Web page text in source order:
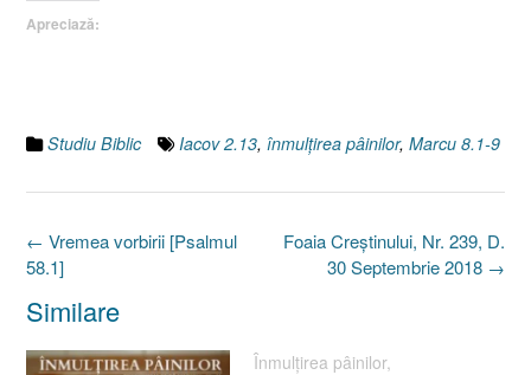
Apreciază:
Studiu Biblic Iacov 2.13, înmulţirea pâinilor, Marcu 8.1-9
Post
navigation
Foaia Creştinului, Nr. 239, D.
30 Septembrie 2018 →
← Vremea vorbirii [Psalmul
58.1]
Similare
Înmulţirea pâinilor,